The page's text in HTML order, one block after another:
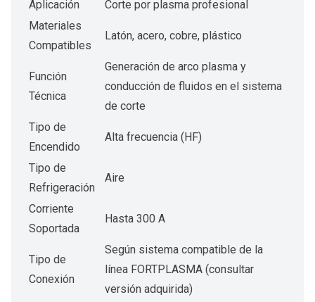
Aplicación
Corte por plasma profesional
Materiales
Compatibles
Latón, acero, cobre, plástico
Función
Técnica
Generación de arco plasma y
conducción de fluidos en el sistema
de corte
Tipo de
Encendido
Alta frecuencia (HF)
Tipo de
Refrigeración
Aire
Corriente
Soportada
Hasta 300 A
Tipo de
Conexión
Según sistema compatible de la
línea FORTPLASMA (consultar
versión adquirida)